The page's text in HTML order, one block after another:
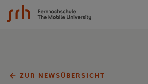
SRH Fernhochschule - The Mobile
ZUR NEWSÜBERSICHT